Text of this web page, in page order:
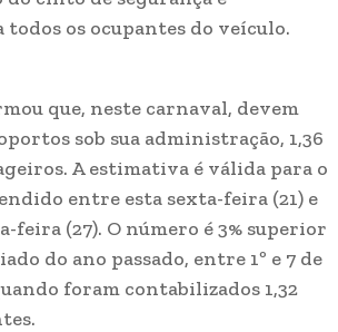
os ocupantes do veículo.
que, neste carnaval, devem
sob sua administração, 1,36
A estimativa é válida para o
entre esta sexta-feira (21) e
feira (27). O número é 3% superior
do ano passado, entre 1º e 7 de
foram contabilizados 1,32